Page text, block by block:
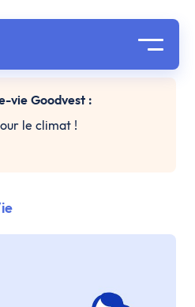
vie Goodvest :
le climat !